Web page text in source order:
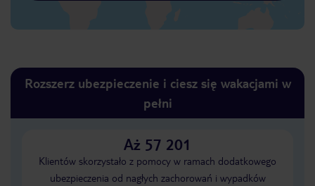
Rozszerz ubezpieczenie i ciesz się wakacjami w
pełni
Aż 57 201
Klientów skorzystało z pomocy w ramach dodatkowego
ubezpieczenia od nagłych zachorowań i wypadków